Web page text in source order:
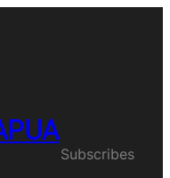
Subscribes